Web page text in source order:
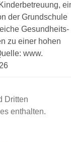
der Grundschule
Gesundheits-
zu einer hohen
www.
Dritten
enthalten.